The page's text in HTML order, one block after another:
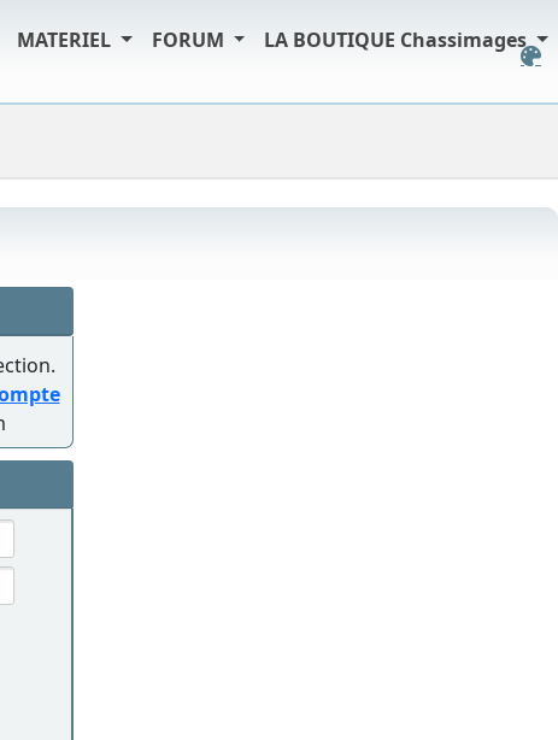
MATERIEL FORUM LA BOUTIQUE Chassimages